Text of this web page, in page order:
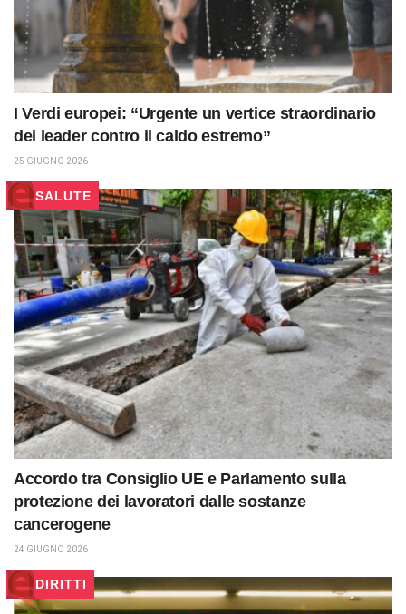
I Verdi europei: “Urgente un vertice straordinario
dei leader contro il caldo estremo”
25 GIUGNO 2026
SALUTE
Accordo tra Consiglio UE e Parlamento sulla
protezione dei lavoratori dalle sostanze
cancerogene
24 GIUGNO 2026
DIRITTI